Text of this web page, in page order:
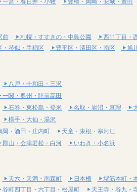
一宮・春日井・小牧 豊橋・岡崎・安城・豊田
前 札幌・すすきの・中島公園 西11丁目・
・琴似・手稲区 豊平区・清田区・南区 旭
八戸・十和田・三沢
一関・奥州・陸前高田
石巻・東松島・登米 名取・岩沼・亘理
横手・大仙・湯沢
岡・酒田・庄内町
天童・東根・寒河江
郡山・会津若松・白河 いわき・小名浜
天六・天満・南森町 日本橋 堺筋本町・
谷町四丁目・六丁目・松屋町 天王寺・谷九・